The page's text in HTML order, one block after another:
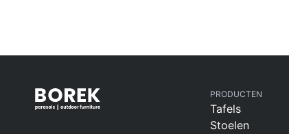
PRODUCTEN
Tafels
Stoelen